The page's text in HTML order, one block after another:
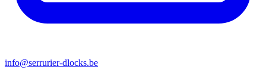
info@serrurier-dlocks.be